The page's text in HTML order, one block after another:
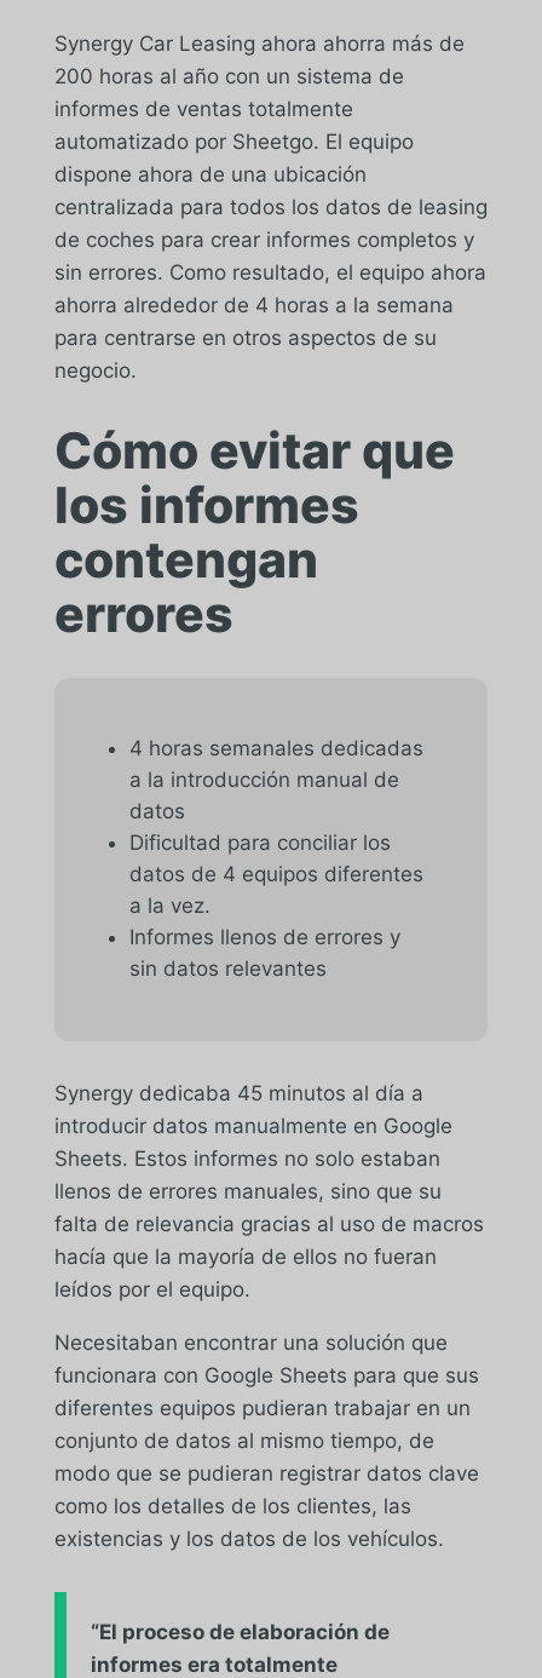
Synergy Car Leasing ahora ahorra más de
200 horas al año con un sistema de
informes de ventas totalmente
automatizado por Sheetgo. El equipo
dispone ahora de una ubicación
centralizada para todos los datos de leasing
de coches para crear informes completos y
sin errores. Como resultado, el equipo ahora
ahorra alrededor de 4 horas a la semana
para centrarse en otros aspectos de su
negocio.
Cómo evitar que
los informes
contengan
errores
4 horas semanales dedicadas
a la introducción manual de
datos
Dificultad para conciliar los
datos de 4 equipos diferentes
a la vez.
Informes llenos de errores y
sin datos relevantes
Synergy dedicaba 45 minutos al día a
introducir datos manualmente en Google
Sheets. Estos informes no solo estaban
llenos de errores manuales, sino que su
falta de relevancia gracias al uso de macros
hacía que la mayoría de ellos no fueran
leídos por el equipo.
Necesitaban encontrar una solución que
funcionara con Google Sheets para que sus
diferentes equipos pudieran trabajar en un
conjunto de datos al mismo tiempo, de
modo que se pudieran registrar datos clave
como los detalles de los clientes, las
existencias y los datos de los vehículos.
“El proceso de elaboración de
informes era totalmente